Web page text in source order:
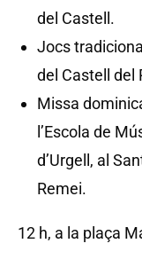
del Castell.
Jocs
del Castell del
Missa
l’Escola de
d’Urgell, al
Remei.
12 h, a la plaça